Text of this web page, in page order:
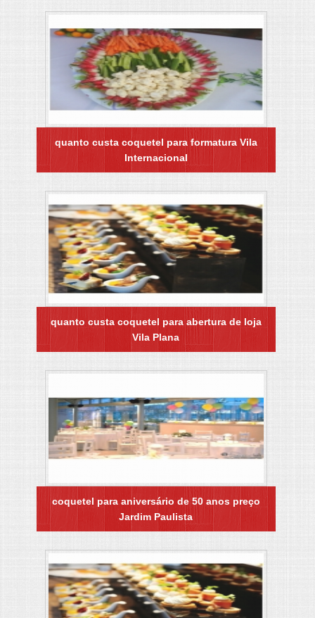
quanto custa coquetel para formatura Vila
Internacional
quanto custa coquetel para abertura de loja
Vila Plana
coquetel para aniversário de 50 anos preço
Jardim Paulista